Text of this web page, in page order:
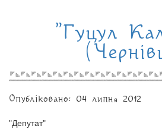
"Гуцул
Опубліковано: 04 липня 2012
"Депутат"